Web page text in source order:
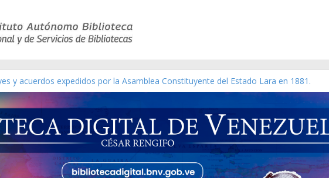
y acuerdos expedidos por la Asamblea Constituyente del Estado Lara en 1881.
gráfico]
[material gráfico]
la República de Venezuela año CXXXIII Mes V, Caracas 09 de marzo de 2006 N° 38.394
de obras de Modesta Bor